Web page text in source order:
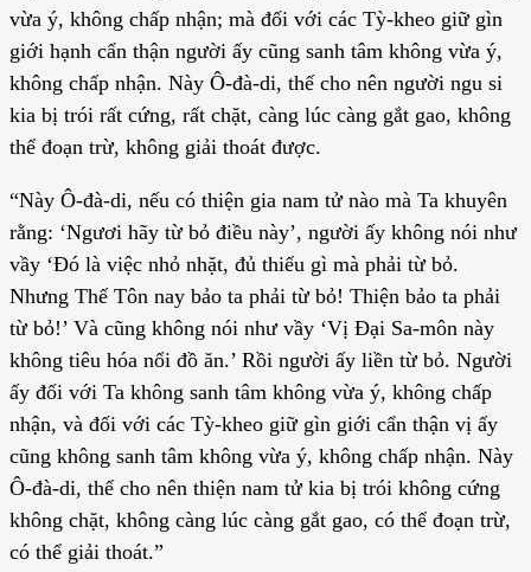
vừa ý, không chấp nhận; mà đối với các Tỳ-kheo giữ gìn
giới hạnh cẩn thận người ấy cũng sanh tâm không vừa ý,
không chấp nhận. Này Ô-đà-di, thế cho nên người ngu si
kia bị trói rất cứng, rất chặt, càng lúc càng gắt gao, không
thể đoạn trừ, không giải thoát được.
“Này Ô-đà-di, nếu có thiện gia nam tử nào mà Ta khuyên
rằng: ‘Ngươi hãy từ bỏ điều này’, người ấy không nói như
vầy ‘Đó là việc nhỏ nhặt, đủ thiếu gì mà phải từ bỏ.
Nhưng Thế Tôn nay bảo ta phải từ bỏ! Thiện bảo ta phải
từ bỏ!’ Và cũng không nói như vầy ‘Vị Đại Sa-môn này
không tiêu hóa nổi đồ ăn.’ Rồi người ấy liền từ bỏ. Người
ấy đối với Ta không sanh tâm không vừa ý, không chấp
nhận, và đối với các Tỳ-kheo giữ gìn giới cẩn thận vị ấy
cũng không sanh tâm không vừa ý, không chấp nhận. Này
Ô-đà-di, thế cho nên thiện nam tử kia bị trói không cứng
không chặt, không càng lúc càng gắt gao, có thể đoạn trừ,
có thể giải thoát.”